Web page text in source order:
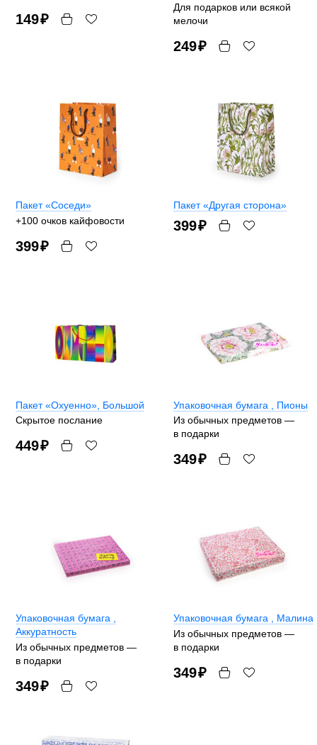
149₽
Для подарков или всякой
мелочи
249₽
Пакет «Соседи»
+100 очков кайфовости
399₽
Пакет «Другая сторона»
399₽
Пакет «Охуенно» , Большой
Скрытое послание
449₽
Упаковочная бумага
, Пионы
Из обычных предметов —
в подарки
349₽
Упаковочная бумага ,
Аккуратность
Из обычных предметов —
в подарки
349₽
Упаковочная бумага , Малина
Из обычных предметов —
в подарки
349₽